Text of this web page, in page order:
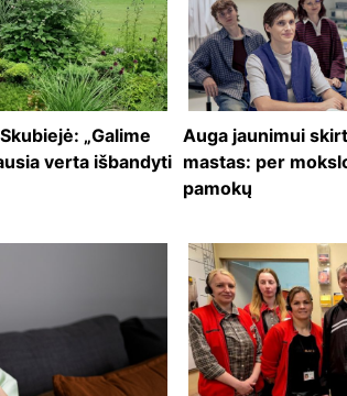
„Galime
verta išbandyti
Auga jaunimui
mastas: per
pamokų